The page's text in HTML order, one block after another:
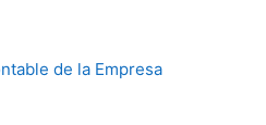
de la Empresa